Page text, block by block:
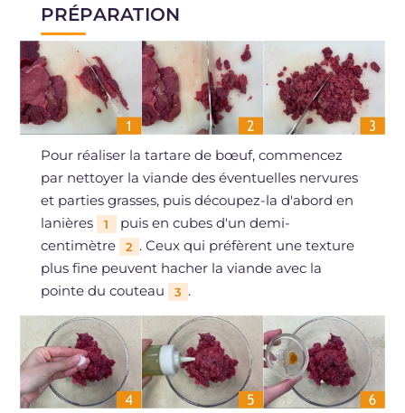
PRÉPARATION
Pour réaliser la tartare de bœuf, commencez
par nettoyer la viande des éventuelles nervures
et parties grasses, puis découpez-la d'abord en
lanières
1
puis en cubes d'un demi-
centimètre
2 . Ceux qui préfèrent une texture
plus fine peuvent hacher la viande avec la
pointe du couteau
3 .